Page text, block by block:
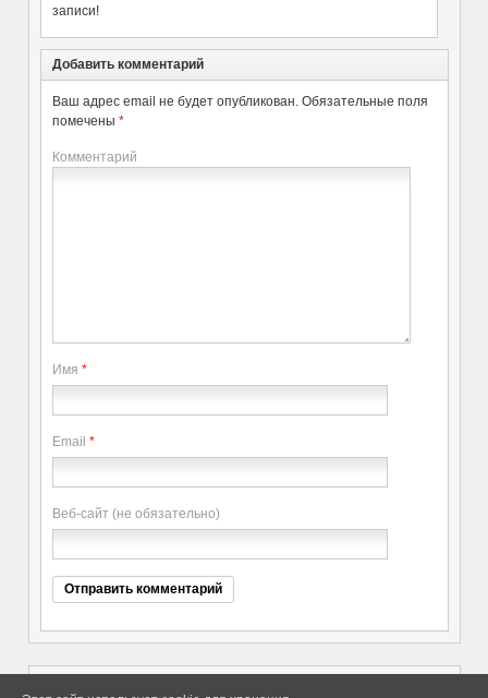
записи!
Добавить комментарий
Ваш адрес email не будет опубликован. Обязательные поля
помечены *
Комментарий
Имя *
Email *
Веб-сайт (не обязательно)